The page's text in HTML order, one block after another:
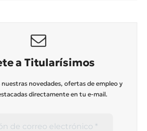
a Titularísimos
novedades, ofertas de empleo y
directamente en tu e-mail.